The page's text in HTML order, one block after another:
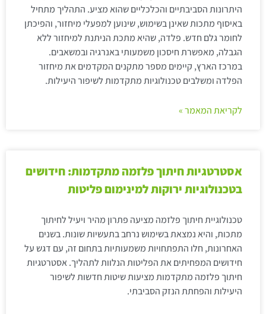
היתרונות הסביבתיים והכלכליים שהוא מציע. התהליך מתחיל
באיסוף מתכות שאינן בשימוש, שינוען למפעלי מיחזור, והפיכתן
לחומר גלם חדש. פלדה, שהיא מתכת הניתנת למיחזור ללא
הגבלה, מאפשרת חיסכון משמעותי באנרגיה ובמשאבים.
במרכז הארץ, קיימים מספר מתקנים המקדמים את מיחזור
הפלדה ומשלבים טכנולוגיות מתקדמות לשיפור היעילות.
לקריאת המאמר »
אסטרטגיות חיתוך פלזמה מתקדמות: חידושים
בטכנולוגיות ירוקות למינימום פליטות
טכנולוגיית חיתוך פלזמה מציעה פתרון מהיר ויעיל לחיתוך
מתכות, והיא נמצאת בשימוש נרחב בתעשיות שונות. בשנים
האחרונות, חלו התפתחויות משמעותיות בתחום זה, עם דגש על
חידושים המפחיתים את הפליטות הנלוות לתהליך. אסטרטגיות
חיתוך פלזמה מתקדמות מציעות שיטות חדשות לשיפור
היעילות והפחתת הנזק הסביבתי.